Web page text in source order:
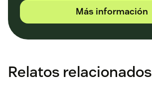
Más información
Relatos relacionados